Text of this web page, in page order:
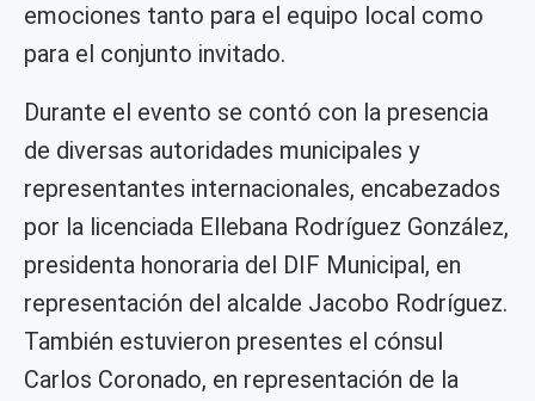
emociones tanto para el equipo local como
para el conjunto invitado.
Durante el evento se contó con la presencia
de diversas autoridades municipales y
representantes internacionales, encabezados
por la licenciada Ellebana Rodríguez González,
presidenta honoraria del DIF Municipal, en
representación del alcalde Jacobo Rodríguez.
También estuvieron presentes el cónsul
Carlos Coronado, en representación de la